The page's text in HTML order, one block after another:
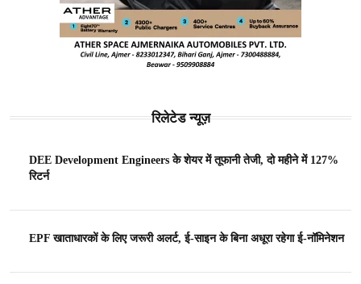
रिलेटेड न्यूज़
DEE Development Engineers के शेयर में तूफानी तेजी, दो महीने में 127%
रिटर्न
EPF खाताधारकों के लिए जरूरी अलर्ट, ई-साइन के बिना अधूरा रहेगा ई-नॉमिनेशन